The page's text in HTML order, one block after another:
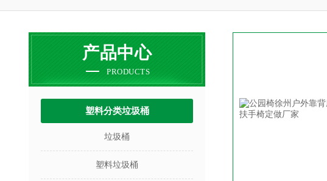
产品中心
PRODUCTS
塑料分类垃圾桶
垃圾桶
塑料垃圾桶